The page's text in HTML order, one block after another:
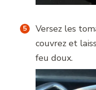
Versez les
couvrez et
feu doux.